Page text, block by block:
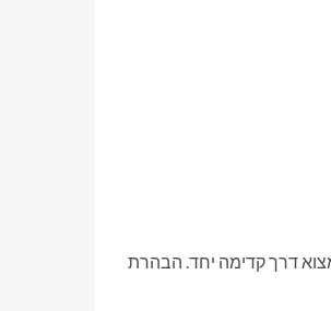
דרך קדימה יחד. הבהרת